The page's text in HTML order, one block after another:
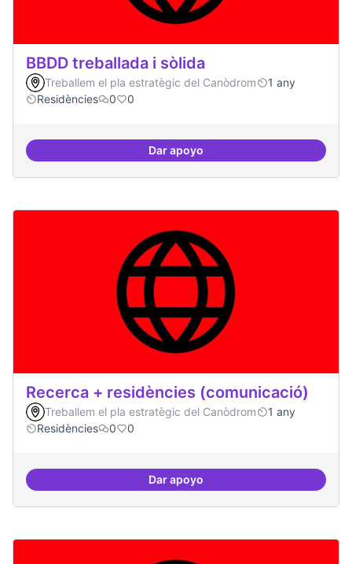
BBDD treballada i sòlida
Treballem el pla estratègic del Canòdrom
1 any
Residències
0 0
Dar apoyoBBDD treballada i sòlida
Recerca + residències (comunicació)
Treballem el pla estratègic del Canòdrom
1 any
Residències
0 0
Dar apoyoRecerca + residències